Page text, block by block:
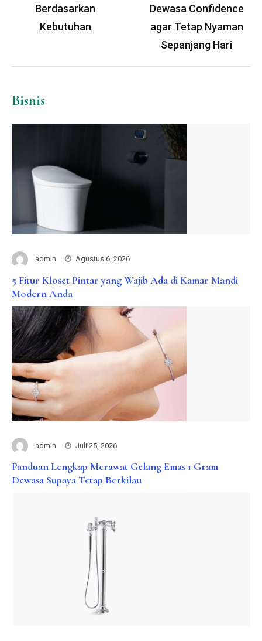
Berdasarkan
Kebutuhan
Dewasa Confidence
agar Tetap Nyaman
Sepanjang Hari
Bisnis
admin Agustus 6, 2026
5 Fitur Kloset Pintar yang Wajib Ada di Kamar Mandi
Modern Anda
admin Juli 25, 2026
Panduan Lengkap Merawat Gelang Emas 1 Gram
Dewasa Supaya Tetap Berkilau